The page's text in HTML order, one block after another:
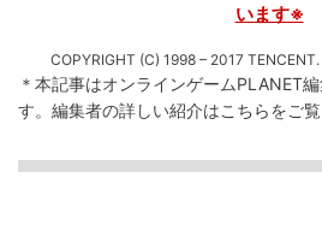
います※
COPYRIGHT (C) 1998 – 2017 TENCENT.
＊本記事はオンラインゲームPLANET
す。 編集者の詳しい紹介はこちらをご覧